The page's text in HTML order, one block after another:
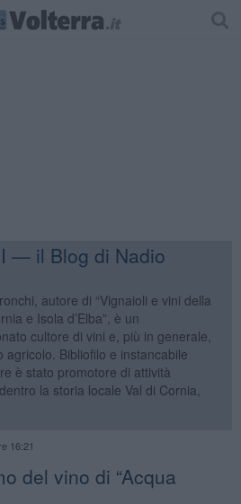
— il Blog di Nadio
autore di “Vignaioli e vini della
e Isola d’Elba”, è un
cultore di vini e, più in generale,
agricolo. Bibliofilo e instancabile
è stato promotore di attività
la storia locale Val di Cornia,
16:21
del vino di “Acqua